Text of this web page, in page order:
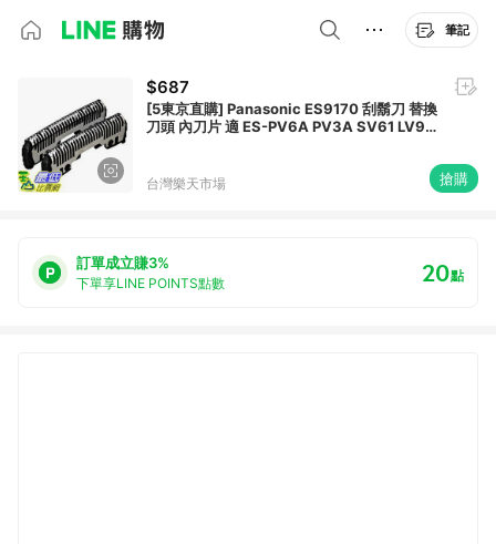
筆記
$687
[5東京直購] Panasonic ES9170 刮鬍刀 替換
刀頭 內刀片 適 ES-PV6A PV3A SV61 LV90
台灣樂天市場 搶購
訂單成立賺3%
下單享LINE POINTS點數 20點